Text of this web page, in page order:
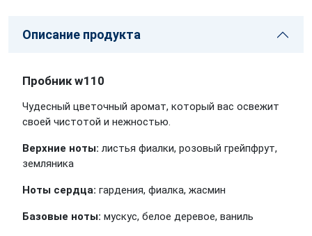
Описание продукта
Пробник w110
Чудесный цветочный аромат, который вас освежит
своей чистотой и нежностью.
Верхние ноты: листья фиалки, розовый грейпфрут,
земляника
Ноты сердца: гардения, фиалка, жасмин
Базовые ноты: мускус, белое деревое, ваниль